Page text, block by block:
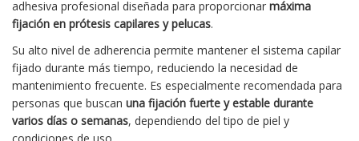
adhesiva profesional diseñada para proporcionar máxima
fijación en prótesis capilares y pelucas.
Su alto nivel de adherencia permite mantener el sistema capilar
fijado durante más tiempo, reduciendo la necesidad de
mantenimiento frecuente. Es especialmente recomendada para
personas que buscan una fijación fuerte y estable durante
varios días o semanas, dependiendo del tipo de piel y